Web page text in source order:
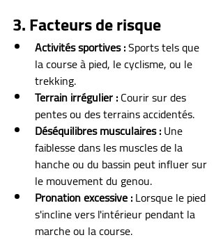
3. Facteurs de risque
Activités sportives : Sports tels que
la course à pied, le cyclisme, ou le
trekking.
Terrain irrégulier : Courir sur des
pentes ou des terrains accidentés.
Déséquilibres musculaires : Une
faiblesse dans les muscles de la
hanche ou du bassin peut influer sur
le mouvement du genou.
Pronation excessive : Lorsque le pied
s'incline vers l'intérieur pendant la
marche ou la course.